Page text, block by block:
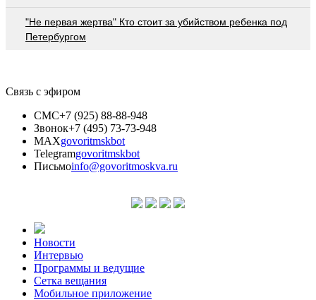
"Не первая жертва" Кто стоит за убийством ребенка под
Петербургом
Связь с эфиром
СМС+7 (925) 88-88-948
Звонок+7 (495) 73-73-948
MAXgovoritmskbot
Telegramgovoritmskbot
Письмоinfo@govoritmoskva.ru
Новости
Интервью
Программы и ведущие
Сетка вещания
Мобильное приложение